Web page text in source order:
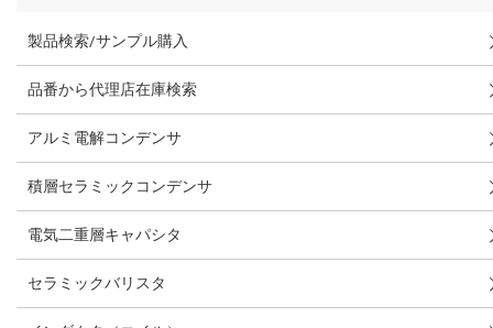
製品検索/サンプル購入
品番から代理店在庫検索
アルミ電解コンデンサ
積層セラミックコンデンサ
電気二重層キャパシタ
セラミックバリスタ